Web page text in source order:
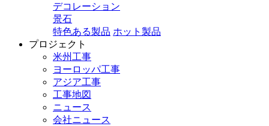
デコレーション
景石
特色ある製品 ホット製品
プロジェクト
米州工事
ヨーロッパ工事
アジア工事
工事地図
ニュース
会社ニュース